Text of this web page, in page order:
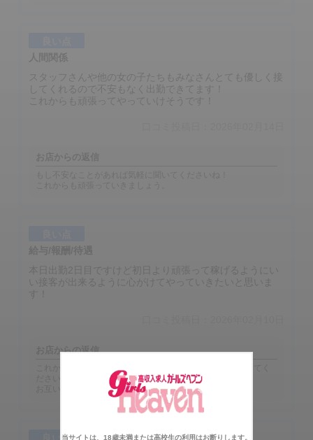
当サイトは、18歳未満または高校生の利用はお断りします。
人間関係
スタッフさんや他の女の子たちもみなさんとても優しく接
してくれるので不安もなく出勤できてます！
これからも頑張ってやっていけそうです！
本日出勤2日目ですけど初日より頑張って稼げるようにい
い接客が出来るように心がけてやっていきたいと思いま
お店からの返信
これからも分からないことがあれば気軽にスタッフに聞いてく
お互いに頑張っていきましょう。